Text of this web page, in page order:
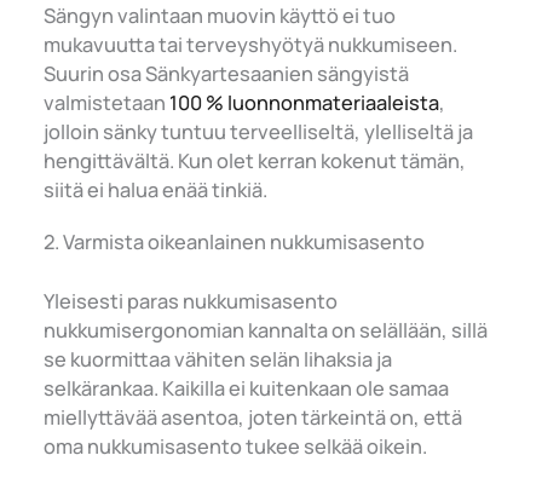
Sängyn valintaan muovin käyttö ei tuo
mukavuutta tai terveyshyötyä nukkumiseen.
Suurin osa Sänkyartesaanien sängyistä
valmistetaan 100 % luonnonmateriaaleista,
jolloin sänky tuntuu terveelliseltä, ylelliseltä ja
hengittävältä. Kun olet kerran kokenut tämän,
siitä ei halua enää tinkiä.
2. Varmista oikeanlainen nukkumisasento
Yleisesti paras nukkumisasento
nukkumisergonomian kannalta on selällään, sillä
se kuormittaa vähiten selän lihaksia ja
selkärankaa. Kaikilla ei kuitenkaan ole samaa
miellyttävää asentoa, joten tärkeintä on, että
oma nukkumisasento tukee selkää oikein.